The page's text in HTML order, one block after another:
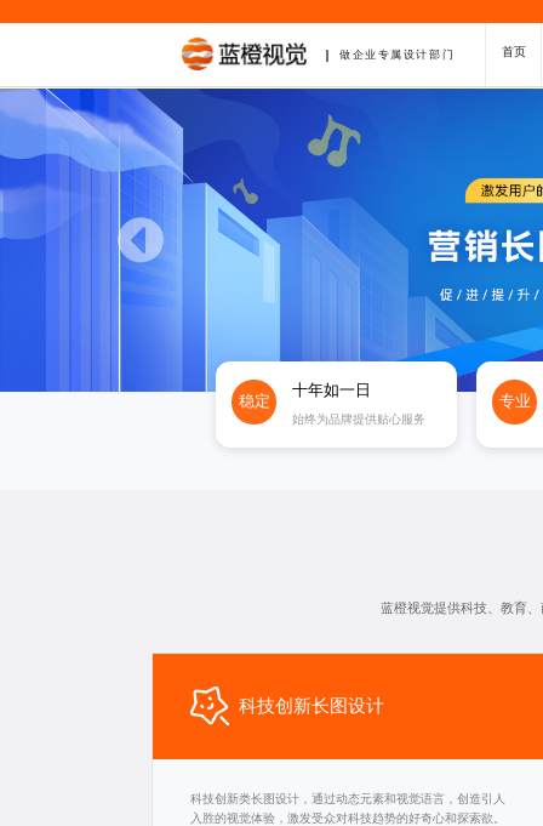
做企业专属设计部门 首页
稳定
十年如一日
始终为品牌提供贴心服务
专业
蓝橙视觉提供科技、教育
科技创新长图设计
科技创新类长图设计，通过动态元素和视觉语言，创造引人
入胜的视觉体验，激发受众对科技趋势的好奇心和探索欲。